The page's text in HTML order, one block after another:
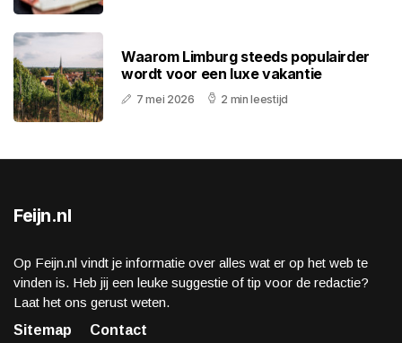
Waarom Limburg steeds populairder
wordt voor een luxe vakantie
7 mei 2026 2 min leestijd
Feijn.nl
Op Feijn.nl vindt je informatie over alles wat er op het web te
vinden is. Heb jij een leuke suggestie of tip voor de redactie?
Laat het ons gerust weten.
Sitemap
Contact